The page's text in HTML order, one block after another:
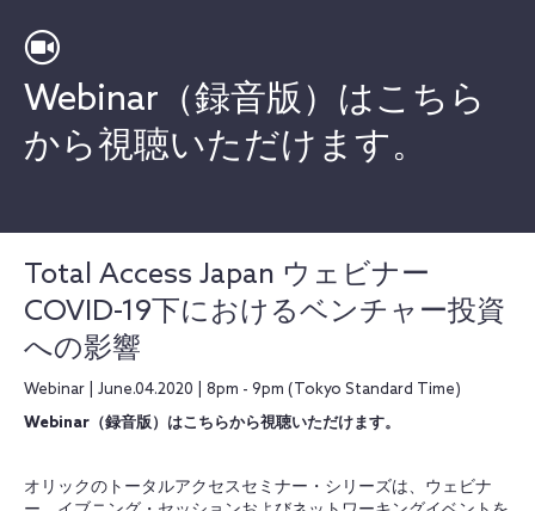
Webinar（録音版）はこちら
から視聴いただけます。
Total Access Japan ウェビナー
COVID-19下におけるベンチャー投資
への影響
Webinar | June.04.2020 | 8pm - 9pm (Tokyo Standard Time)
Webinar（録音版）はこちらから視聴いただけます。
オリックのトータルアクセスセミナー・シリーズは、ウェビナ